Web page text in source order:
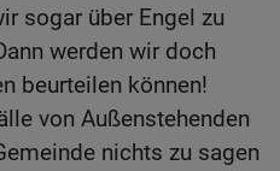
sogar über Engel zu
werden wir doch
beurteilen können!
von Außenstehenden
nichts zu sagen